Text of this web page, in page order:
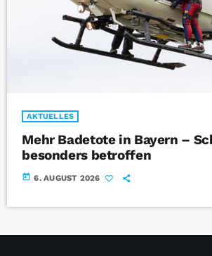
AKTUELLES
Mehr Badetote in Bayern –
besonders betroffen
today 6. AUGUST 2026